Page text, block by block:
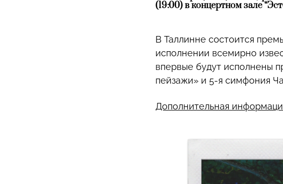
(19:00) в концертном зале
В Таллинне состоится
исполнении всемирно
впервые будут исполнены
пейзажи» и 5-я симфония
Дополнительная